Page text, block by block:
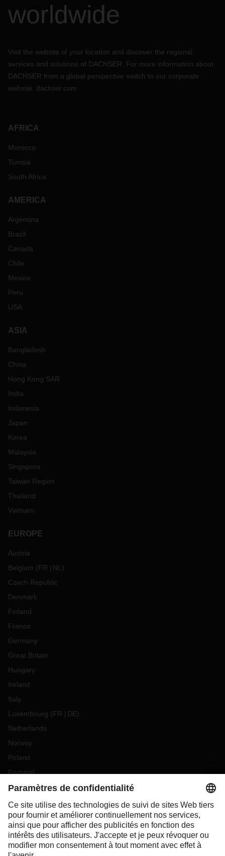
worldwide
Visit the website of your location and discover the regional
services and solutions of DACHSER. For more information about
DACHSER from a global perspective switch to our corporate
website: dachser.com
AFRICA
Morocco
Tunisia
South Africa
AMERICA
Argentina
Brazil
Canada
Chile
Mexico
Peru
USA
ASIA
Bangladesh
China
Hong Kong SAR
India
Indonesia
Japan
Korea
Malaysia
Singapore
Taiwan Region
Thailand
Vietnam
EUROPE
Austria
Belgium (FR NL )
Czech Republic
Denmark
Finland
France
Germany
Great Britain
Hungary
Ireland
Italy
Luxembourg (FR DE)
Netherlands
Norway
Poland
Portugal
Romania
Slovakia
Spain
Sweden
Switzerland(DE FR)